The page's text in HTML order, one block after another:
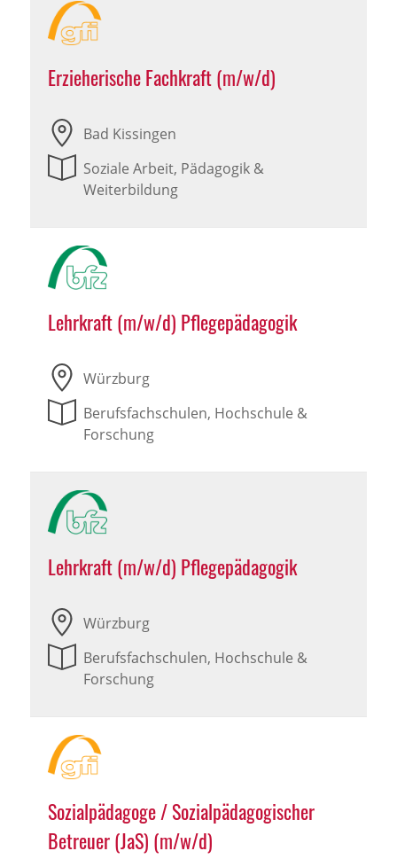
Erzieherische Fachkraft (m/w/d)
Bad Kissingen
Soziale Arbeit, Pädagogik &
Weiterbildung
Lehrkraft (m/w/d) Pflegepädagogik
Würzburg
Berufsfachschulen, Hochschule &
Forschung
Lehrkraft (m/w/d) Pflegepädagogik
Würzburg
Berufsfachschulen, Hochschule &
Forschung
Sozialpädagoge / Sozialpädagogischer
Betreuer (JaS) (m/w/d)